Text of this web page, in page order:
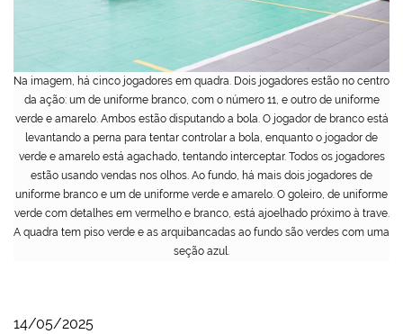
Na imagem, há cinco jogadores em quadra. Dois jogadores estão no centro
da ação: um de uniforme branco, com o número 11, e outro de uniforme
verde e amarelo. Ambos estão disputando a bola. O jogador de branco está
levantando a perna para tentar controlar a bola, enquanto o jogador de
verde e amarelo está agachado, tentando interceptar. Todos os jogadores
estão usando vendas nos olhos. Ao fundo, há mais dois jogadores de
uniforme branco e um de uniforme verde e amarelo. O goleiro, de uniforme
verde com detalhes em vermelho e branco, está ajoelhado próximo à trave.
A quadra tem piso verde e as arquibancadas ao fundo são verdes com uma
seção azul.
14/05/2025